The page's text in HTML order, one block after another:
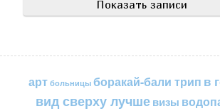
арт больницы боракай-бали трип в
вид сверху лучшевизы